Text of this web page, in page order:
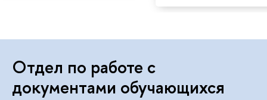
Отдел по работе с
документами обучающихся